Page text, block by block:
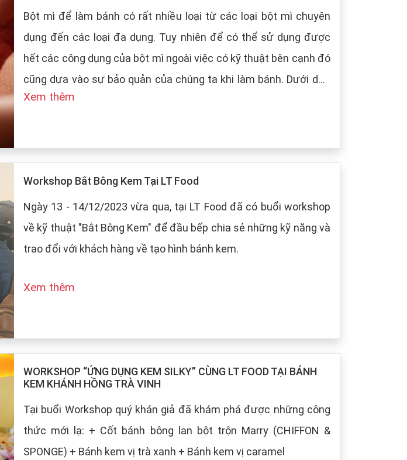
Bột mì để làm bánh có rất nhiều loại từ các loại bột mì chuyên
dụng đến các loại đa dụng. Tuy nhiên để có thể sử dụng được
hết các công dụng của bột mì ngoài việc có kỹ thuật bên cạnh đó
cũng dựa vào sự bảo quản của chúng ta khi làm bánh. Dưới dây,
LT Food sẽ đưa ra những cách bảo quản chung cho các loại bột
Xem thêm
Workshop Bắt Bông Kem Tại LT Food
Ngày 13 - 14/12/2023 vừa qua, tại LT Food đã có buổi workshop
về kỹ thuật "Bắt Bông Kem" để đầu bếp chia sẻ những kỹ năng và
trao đổi với khách hàng về tạo hình bánh kem.
Xem thêm
WORKSHOP “ỨNG DỤNG KEM SILKY” CÙNG LT FOOD TẠI BÁNH
KEM KHÁNH HỒNG TRÀ VINH
Tại buổi Workshop quý khán giả đã khám phá được những công
thức mới lạ: + Cốt bánh bông lan bột trộn Marry (CHIFFON &
SPONGE) + Bánh kem vị trà xanh + Bánh kem vị caramel